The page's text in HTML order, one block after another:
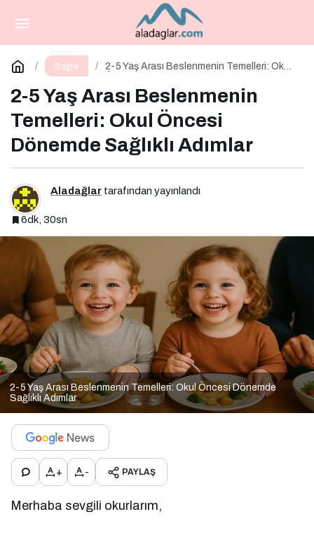
Sağlık
2-5 Yaş Arası Beslenmenin Temelleri: Okul
2-5 Yaş Arası Beslenmenin
Temelleri: Okul Öncesi
Dönemde Sağlıklı Adımlar
Aladağlar tarafından yayınlandı
6dk, 30sn
2-5 Yaş Arası Beslenmenin Temelleri: Okul Öncesi Dönemde
Sağlıklı Adımlar
+ - PAYLAŞ
Merhaba sevgili okurlarım,
Ek Gıdaya Geçişi Kolaylaştıran Küçük Sırlar
Yorum Yap